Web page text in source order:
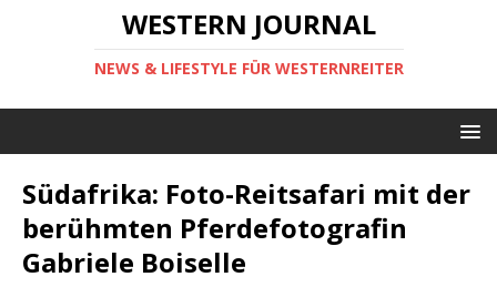
WESTERN JOURNAL
NEWS & LIFESTYLE FÜR WESTERNREITER
Südafrika: Foto-Reitsafari mit der
berühmten Pferdefotografin
Gabriele Boiselle